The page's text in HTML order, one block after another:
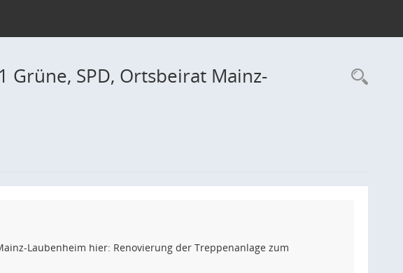
Grüne, SPD, Ortsbeirat Mainz-
Laubenheim hier: Renovierung der Treppenanlage zum